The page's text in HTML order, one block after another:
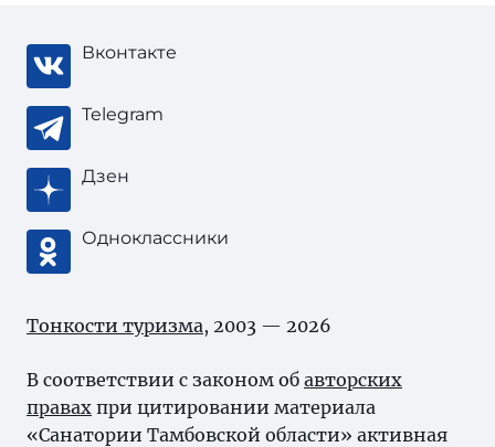
Вконтакте
Telegram
Дзен
Одноклассники
Тонкости туризма, 2003 — 2026
В соответствии с законом об авторских
правах при цитировании материала
«Санатории Тамбовской области» активная